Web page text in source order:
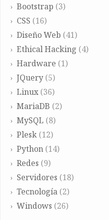
Bootstrap (3)
CSS (16)
Diseño Web (41)
Ethical Hacking (4)
Hardware (1)
JQuery (5)
Linux (36)
MariaDB (2)
MySQL (8)
Plesk (12)
Python (14)
Redes (9)
Servidores (18)
Tecnología (2)
Windows (26)